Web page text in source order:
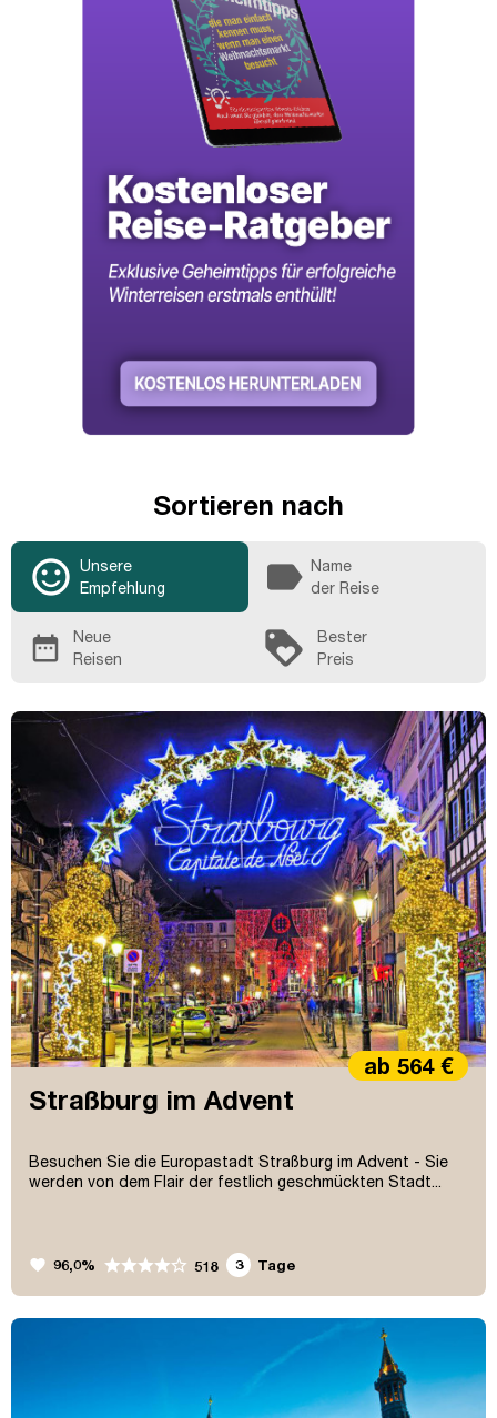
Sortieren nach
sentiment_satisfied_alt
Unsere
Empfehlung
label Name
der Reise
date_range
Neue
Reisen
loyalty
Bester
Preis
Straßburg im Advent
Besuchen Sie die Europastadt Straßburg im Advent - Sie
werden von dem Flair der festlich geschmückten Stadt...
ab 564 €
favorite 96,0% 518 3 Tage